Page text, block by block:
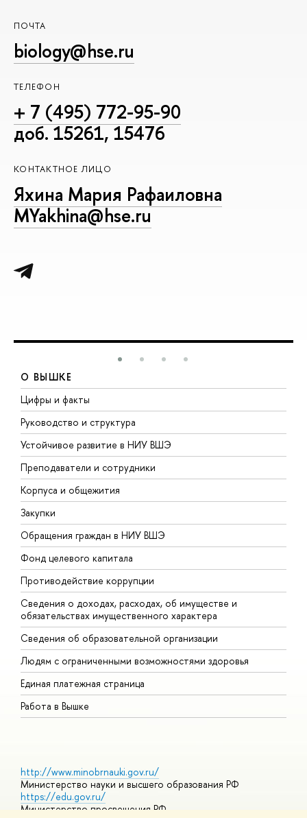
ПОЧТА
biology@hse.ru
ТЕЛЕФОН
+ 7 (495) 772-95-90
доб. 15261, 15476
КОНТАКТНОЕ ЛИЦО
Яхина Мария Рафаиловна
MYakhina@hse.ru
О ВЫШКЕ
Цифры и факты
Руководство и структура
Устойчивое развитие в НИУ ВШЭ
Преподаватели и сотрудники
Корпуса и общежития
Закупки
Обращения граждан в НИУ ВШЭ
Фонд целевого капитала
Противодействие коррупции
Сведения о доходах, расходах, об имуществе и
обязательствах имущественного характера
Сведения об образовательной организации
Людям с ограниченными возможностями здоровья
Единая платежная страница
Работа в Вышке
http://www.minobrnauki.gov.ru/
Министерство науки и высшего образования РФ
https://edu.gov.ru/
Министерство просвещения РФ